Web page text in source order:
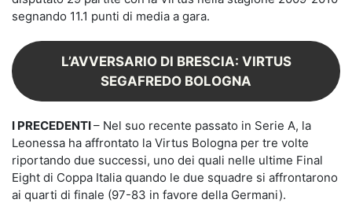
segnando 11.1 punti di media a gara.
L’AVVERSARIO DI BRESCIA: VIRTUS
SEGAFREDO BOLOGNA
I PRECEDENTI– Nel suo recente passato in Serie A, la
Leonessa ha affrontato la Virtus Bologna per tre volte
riportando due successi, uno dei quali nelle ultime Final
Eight di Coppa Italia quando le due squadre si affrontarono
ai quarti di finale (97-83 in favore della Germani).